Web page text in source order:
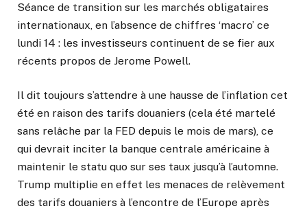
Séance de transition sur les marchés obligataires
internationaux, en l’absence de chiffres ‘macro’ ce
lundi 14 : les investisseurs continuent de se fier aux
récents propos de Jerome Powell.
Il dit toujours s’attendre à une hausse de l’inflation cet
été en raison des tarifs douaniers (cela été martelé
sans relâche par la FED depuis le mois de mars), ce
qui devrait inciter la banque centrale américaine à
maintenir le statu quo sur ses taux jusqu’à l’automne.
Trump multiplie en effet les menaces de relèvement
des tarifs douaniers à l’encontre de l’Europe après